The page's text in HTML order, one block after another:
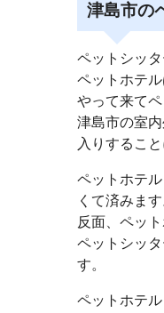
津島市の
ペットシッ
ペットホテ
やって来てペ
津島市の室
入りすること
ペットホテ
くて済みます
反面、ペッ
ペットシッ
す。
ペットホテ